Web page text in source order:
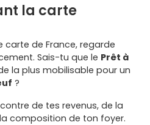
la carte
de France, regarde
Sais-tu que le Prêt à
la plus mobilisable pour un
?
de tes revenus, de la
composition de ton foyer.